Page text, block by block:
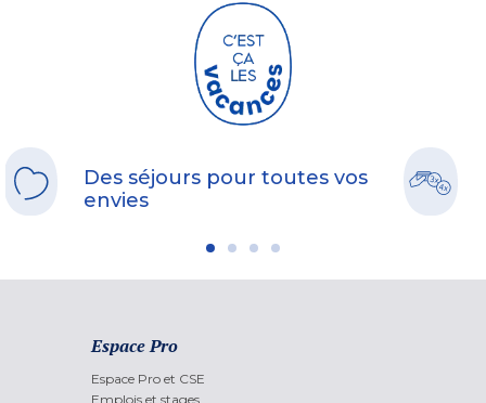
Des séjours pour toutes vos
envies
Espace Pro
Espace Pro et CSE
Emplois et stages